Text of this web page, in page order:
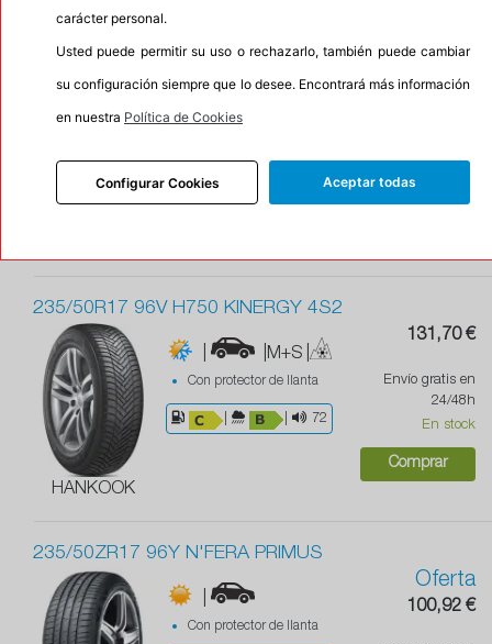
235/50ZR17 96Y V105S ADVAN SPORT
Con protector de llanta
| | 71
Oferta
235/50R17 96V H750 KINERGY 4S2
HANKOOK
| |M+S |
Con protector de llanta
72
131,70 €
Envío gratis en
24/48h
En stock
Comprar
235/50ZR17 96Y N'FERA PRIMUS
|
Con protector de llanta
Oferta
100,92 €
carácter personal.
Usted puede permitir su uso o rechazarlo, también puede cambiar
su configuración siempre que lo desee. Encontrará más información
en nuestra Política de Cookies
Configurar Cookies Aceptar todas